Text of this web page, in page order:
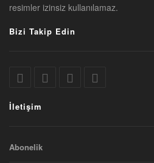
resimler izinsiz kullanılamaz.
Bizi Takip Edin
İletişim
Abonelik